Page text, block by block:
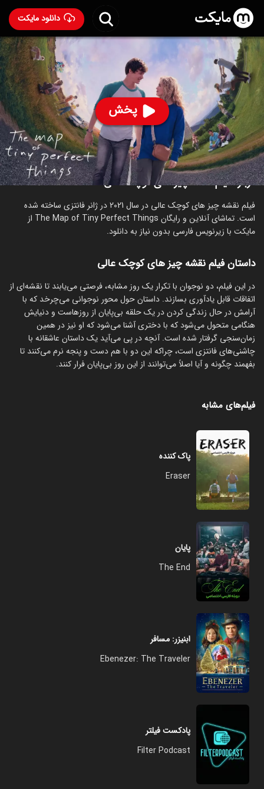
دانلود مایکت
پخش
فیلم نقشه چیز های کوچک عالی
- The Map of Tiny
Perfect Things 2021
۱۱۸ 80% ۶.۸
ساخت آمریکا سال 2021 رده سنی ۱۳+
درباره فیلم نقشه چیز های کوچک عالی
فیلم نقشه چیز های کوچک عالی در سال 2021 در ژانر فانتزی ساخته شده
است. تماشای آنلاین و رایگان The Map of Tiny Perfect Things از
مایکت با زیرنویس فارسی بدون نیاز به دانلود.
داستان فیلم نقشه چیز های کوچک عالی
در این فیلم، دو نوجوان با تکرار یک روز مشابه، فرصتی می‌یابند تا نقشه‌ای از
اتفاقات قابل یادآوری بسازند. داستان حول محور نوجوانی می‌چرخد که با
آرامش در حال زندگی کردن در یک حلقه بی‌پایان از روزهاست و دنیایش
هنگامی متحول می‌شود که با دختری آشنا می‌شود که او نیز در همین
زمان‌سنجی گرفتار شده است. آنچه در پی می‌آید یک داستان عاشقانه با
چاشنی‌های فانتزی است، چراکه این دو با هم دست و پنجه نرم می‌کنند تا
بفهمند چگونه و آیا اصلاً می‌توانند از این روز بی‌پایان فرار کنند.
فیلم‌های مشابه
پاک کننده
Eraser
پایان
The End
ابنیزر: مسافر
Ebenezer: The Traveler
پادکست فیلتر
Filter Podcast